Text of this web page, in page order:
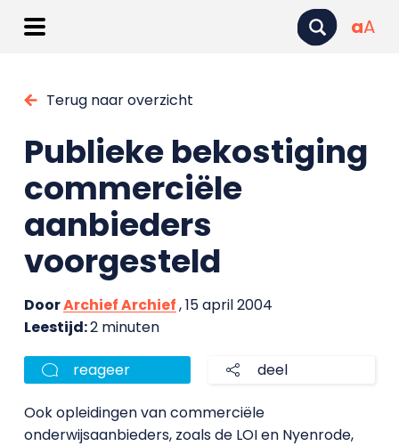
aA
Terug naar overzicht
Publieke bekostiging
commerciële
aanbieders
voorgesteld
DoorArchief Archief, 15 april 2004
Leestijd:2 minuten
reageer deel
Ook opleidingen van commerciële
onderwijsaanbieders, zoals de LOI en Nyenrode,